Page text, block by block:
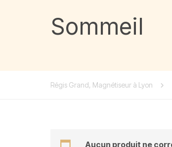
Sommeil
Régis Grand, Magnétiseur à Lyon
Aucun produit ne